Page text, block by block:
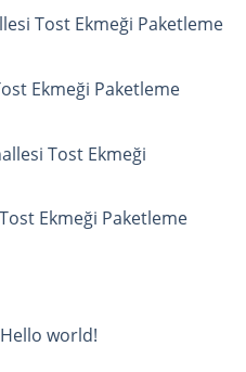
Tost Ekmeği Paketleme
Ekmeği Paketleme
Tost Ekmeği
Ekmeği Paketleme
Hello world!